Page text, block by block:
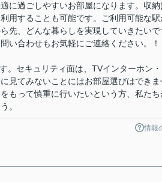
に過ごしやすいお部屋になります。収納
用することも可能です。ご利用可能な駅
先、どんな暮らしを実現していきたいで
い合わせもお気軽にご連絡ください。！
。セキュリティ面は、TVインターホン
見てみないことにはお部屋選びはできま
もって慎重に行いたいという方、私たち
。
情報